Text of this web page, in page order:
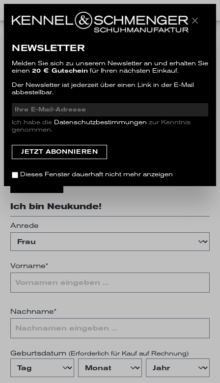
Ich bin bereits Kunde
Ihre E-Mail-Adresse
Ihr Passwort
Ich habe mein Passwort vergessen.
Ich bin Neukunde!
Anrede
Vorname*
Nachname*
Geburtsdatum (Erforderlich für Kauf auf Rechnung)
NEWSLETTER
Melden Sie sich zu unserem Newsletter an und erhalten Sie
einen 20 € Gutschein für Ihren nächsten Einkauf.
Der Newsletter ist jederzeit über einen Link in der E-Mail
abbestellbar.
Ich habe die Datenschutzbestimmungen zur Kenntnis
genommen.
Dieses Fenster dauerhaft nicht mehr anzeigen